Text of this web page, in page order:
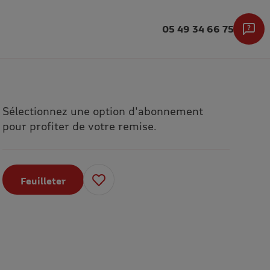
05 49 34 66 75
Sélectionnez une option d'abonnement
pour profiter de votre remise.
Feuilleter